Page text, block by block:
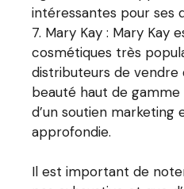
intéressantes pour ses
Mary Kay : Mary Kay
cosmétiques très
distributeurs de vendre
beauté haut de
d’un soutien marketing
approfondie.
Il est important de